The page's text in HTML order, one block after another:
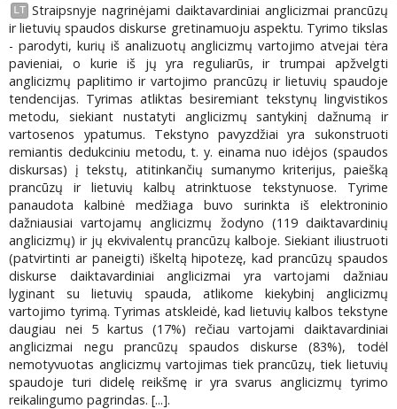
LT Straipsnyje nagrinėjami daiktavardiniai anglicizmai prancūzų
ir lietuvių spaudos diskurse gretinamuoju aspektu. Tyrimo tikslas
- parodyti, kurių iš analizuotų anglicizmų vartojimo atvejai tėra
pavieniai, o kurie iš jų yra reguliarūs, ir trumpai apžvelgti
anglicizmų paplitimo ir vartojimo prancūzų ir lietuvių spaudoje
tendencijas. Tyrimas atliktas besiremiant tekstynų lingvistikos
metodu, siekiant nustatyti anglicizmų santykinį dažnumą ir
vartosenos ypatumus. Tekstyno pavyzdžiai yra sukonstruoti
remiantis dedukciniu metodu, t. y. einama nuo idėjos (spaudos
diskursas) į tekstų, atitinkančių sumanymo kriterijus, paiešką
prancūzų ir lietuvių kalbų atrinktuose tekstynuose. Tyrime
panaudota kalbinė medžiaga buvo surinkta iš elektroninio
dažniausiai vartojamų anglicizmų žodyno (119 daiktavardinių
anglicizmų) ir jų ekvivalentų prancūzų kalboje. Siekiant iliustruoti
(patvirtinti ar paneigti) iškeltą hipotezę, kad prancūzų spaudos
diskurse daiktavardiniai anglicizmai yra vartojami dažniau
lyginant su lietuvių spauda, atlikome kiekybinį anglicizmų
vartojimo tyrimą. Tyrimas atskleidė, kad lietuvių kalbos tekstyne
daugiau nei 5 kartus (17%) rečiau vartojami daiktavardiniai
anglicizmai negu prancūzų spaudos diskurse (83%), todėl
nemotyvuotas anglicizmų vartojimas tiek prancūzų, tiek lietuvių
spaudoje turi didelę reikšmę ir yra svarus anglicizmų tyrimo
reikalingumo pagrindas. [...].